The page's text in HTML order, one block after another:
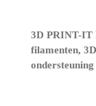
3D PRINT-IT
filamenten,